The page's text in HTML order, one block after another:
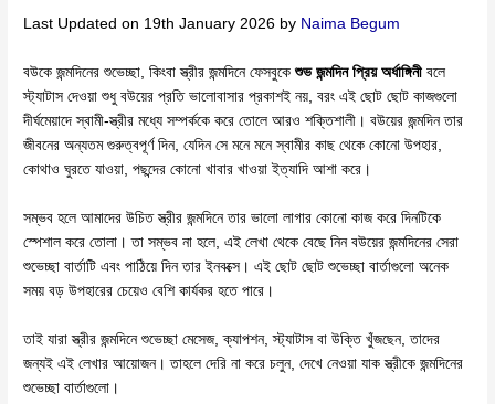
Last Updated on 19th January 2026 by Naima Begum
বউকে জন্মদিনের শুভেচ্ছা, কিংবা স্ত্রীর জন্মদিনে ফেসবুকেশুভ জন্মদিন প্রিয় অর্ধাঙ্গিনী বলে
স্ট্যাটাস দেওয়া শুধু বউয়ের প্রতি ভালোবাসার প্রকাশই নয়, বরং এই ছোট ছোট কাজগুলো
দীর্ঘমেয়াদে স্বামী-স্ত্রীর মধ্যে সম্পর্ককে করে তোলে আরও শক্তিশালী। বউয়ের জন্মদিন তার
জীবনের অন্যতম গুরুত্বপূর্ণ দিন, যেদিন সে মনে মনে স্বামীর কাছ থেকে কোনো উপহার,
কোথাও ঘুরতে যাওয়া, পছন্দের কোনো খাবার খাওয়া ইত্যাদি আশা করে।
সম্ভব হলে আমাদের উচিত স্ত্রীর জন্মদিনে তার ভালো লাগার কোনো কাজ করে দিনটিকে
স্পেশাল করে তোলা। তা সম্ভব না হলে, এই লেখা থেকে বেছে নিন বউয়ের জন্মদিনের সেরা
শুভেচ্ছা বার্তাটি এবং পাঠিয়ে দিন তার ইনবক্সে। এই ছোট ছোট শুভেচ্ছা বার্তাগুলো অনেক
সময় বড় উপহারের চেয়েও বেশি কার্যকর হতে পারে।
তাই যারা স্ত্রীর জন্মদিনে শুভেচ্ছা মেসেজ, ক্যাপশন, স্ট্যাটাস বা উক্তি খুঁজছেন, তাদের
জন্যই এই লেখার আয়োজন। তাহলে দেরি না করে চলুন, দেখে নেওয়া যাক স্ত্রীকে জন্মদিনের
শুভেচ্ছা বার্তাগুলো।